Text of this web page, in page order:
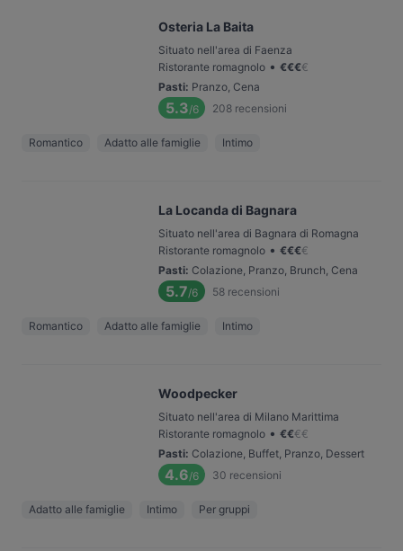
Osteria La Baita
Situato nell'area di Faenza
Ristorante romagnolo • €€€€
Pasti: Pranzo, Cena
5.3/6 208 recensioni
Romantico Adatto alle famiglie Intimo
La Locanda di Bagnara
Situato nell'area di Bagnara di Romagna
Ristorante romagnolo • €€€€
Pasti: Colazione, Pranzo, Brunch, Cena
5.7/6 58 recensioni
Romantico Adatto alle famiglie Intimo
Woodpecker
Situato nell'area di Milano Marittima
Ristorante romagnolo • €€€€
Pasti: Colazione, Buffet, Pranzo, Dessert
4.6/6 30 recensioni
Adatto alle famiglie Intimo Per gruppi